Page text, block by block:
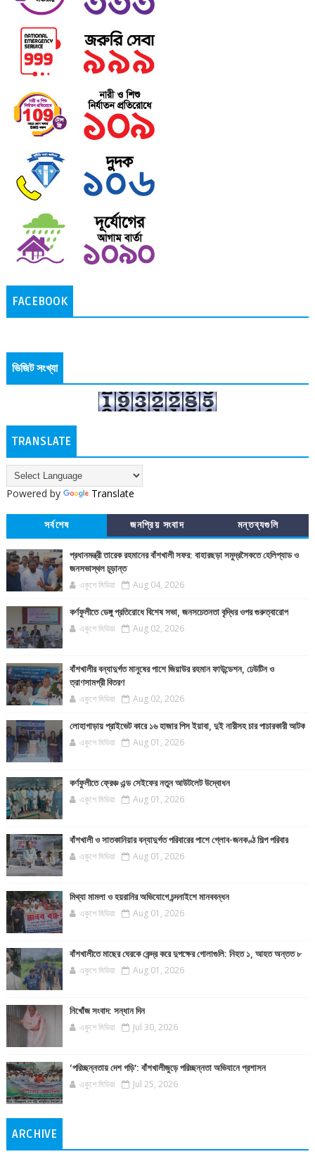
FACEBOOK
ভিজিট সংখ্যা
TRANSLATE
Powered by Translate
সর্বশেষ জনপ্রিয় সংবাদ মন্তব্যগুলি
প্রধানমন্ত্রী তারেক রহমানের বাঁশখালী সফর: বাহারছড়া সমুদ্রসৈকতে হেলিপ্যাড ও
জনসভাস্থল চূড়ান্ত
একুশে মিডিয়া Aug 04, 2026
কর্ণফুলীতে ডেঙ্গু প্রতিরোধে বিশেষ সভা, জনসচেতনতা বৃদ্ধির ওপর গুরুত্বারোপ
একুশে মিডিয়া Aug 02, 2026
বাঁশখালীর বন্যাদুর্গত মানুষের পাশে জিয়াউর রহমান ফাউন্ডেশন, ঢেউটিন ও
ত্রাণসামগ্রী বিতরণ
একুশে মিডিয়া Aug 02, 2026
লোহাগাড়ায় প্রাইভেট কারে ১৬ হাজার পিস ইয়াবা, দুই নারীসহ চার পাচারকারী আটক
একুশে মিডিয়া Aug 01, 2026
কর্ণফুলীতে ফ্রেঞ্চ এন্ড সেইফের নতুন আউটলেট উদ্বোধন
একুশে মিডিয়া Aug 01, 2026
বাঁশখালী ও সাতকানিয়ার বন্যাদুর্গত পরিবারের পাশে গ্লোব-জনকণ্ঠ শিল্প পরিবার
একুশে মিডিয়া Aug 01, 2026
মিথ্যা মামলা ও হয়রানির অভিযোগে চন্দনাইশে মানববন্ধন
একুশে মিডিয়া Aug 01, 2026
বাঁশখালীতে মাছের ঘেরকে কেন্দ্র করে দুপক্ষের গোলাগুলি: নিহত ১, আহত অন্তত ৮
একুশে মিডিয়া Aug 01, 2026
নিখোঁজ সংবাদ: সন্ধান দিন
একুশে মিডিয়া Jul 30, 2026
‘পরিচ্ছন্নতায় দেশ গড়ি’: বাঁশখালীজুড়ে পরিচ্ছন্নতা অভিযানে প্রশাসন
একুশে মিডিয়া Jul 25, 2026
ARCHIVE